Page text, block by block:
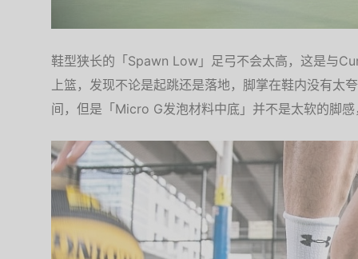
鞋型狭长的「Spawn Low」足弓不会太高，这是与
上篮，发现不论是起跳还是落地，脚掌在鞋内没有太
间，但是「Micro G发泡材料中底」并不是太软的脚